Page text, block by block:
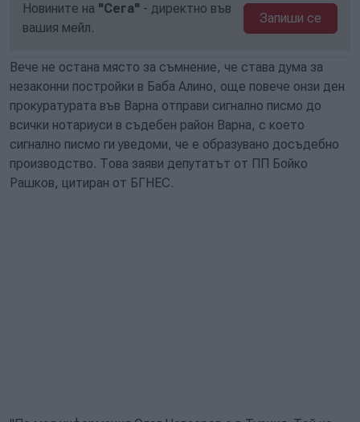
Новините на "Сега" - директно във
вашия мейл.
Запиши се
Вече не остана място за съмнение, че става дума за
незаконни постройки в Баба Алино, още повече онзи ден
прокуратурата във Варна отправи сигнално писмо до
всички нотариуси в съдебен район Варна, с което
сигнално писмо ги уведоми, че е образувано досъдебно
производство. Това заяви депутатът от ПП Бойко
Рашков, цитиран от БГНЕС.